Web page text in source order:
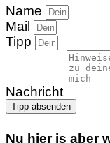
Name
Mail
Tipp
Nachricht
Tipp absenden
Nu hier is aber